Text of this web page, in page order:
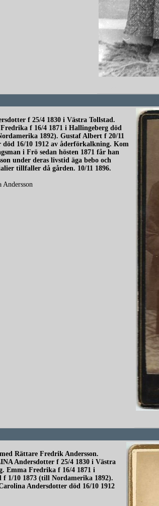
f 25/4 1830 i Västra Tollstad.
f 16/4 1871 i Hallingeberg död
1892). Gustaf Albert f 20/11
16/10 1912 av åderförkalkning. Kom
i Frö sedan hösten 1871 får han
under deras livstid äga bebo och
tillfaller då gården. 10/11 1896.
Rättare Fredrik Andersson.
Andersdotter f 25/4 1830 i Västra
Emma Fredrika f 16/4 1871 i
f 1/10 1873 (till Nordamerika 1892).
Andersdotter död 16/10 1912